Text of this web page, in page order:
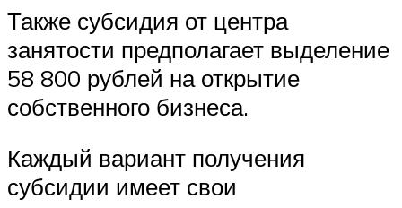
Также субсидия от центра
занятости предполагает выделение
58 800 рублей на открытие
собственного бизнеса.
Каждый вариант получения
субсидии имеет свои